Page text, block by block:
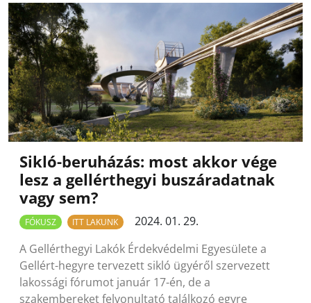
Sikló-beruházás: most akkor vége
lesz a gellérthegyi buszáradatnak
vagy sem?
FÓKUSZ ITT LAKUNK
2024. 01. 29.
A Gellérthegyi Lakók Érdekvédelmi Egyesülete a
Gellért-hegyre tervezett sikló ügyéről szervezett
lakossági fórumot január 17-én, de a
szakembereket felvonultató találkozó egyre